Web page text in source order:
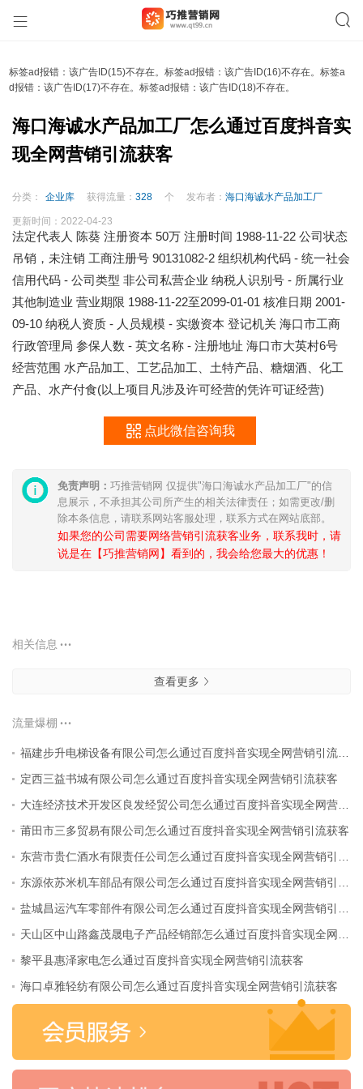
标签ad报错：该广告ID(15)不存在。标签ad报错：该广告ID(16)不存在。标签a
d报错：该广告ID(17)不存在。标签ad报错：该广告ID(18)不存在。
海口海诚水产品加工厂怎么通过百度抖音实
现全网营销引流获客
分类： 企业库 获得流量： 328 个 发布者： 海口海诚水产品加工厂
更新时间： 2022-04-23
法定代表人 陈葵 注册资本 50万 注册时间 1988-11-22 公司状态
吊销，未注销 工商注册号 90131082-2 组织机构代码 - 统一社会
信用代码 - 公司类型 非公司私营企业 纳税人识别号 - 所属行业
其他制造业 营业期限 1988-11-22至2099-01-01 核准日期 2001-
09-10 纳税人资质 - 人员规模 - 实缴资本 登记机关 海口市工商
行政管理局 参保人数 - 英文名称 - 注册地址 海口市大英村6号
经营范围 水产品加工、工艺品加工、土特产品、糖烟酒、化工
产品、水产付食(以上项目凡涉及许可经营的凭许可证经营)
点此微信咨询我
免责声明： 巧推营销网 仅提供"海口海诚水产品加工厂"的信
息展示，不承担其公司所产生的相关法律责任；如需更改/删
除本条信息，请联系网站客服处理，联系方式在网站底部。
如果您的公司需要网络营销引流获客业务，联系我时，请
说是在【巧推营销网】看到的，我会给您最大的优惠！
相关信息
查看更多
流量爆棚
福建步升电梯设备有限公司怎么通过百度抖音实现全网营销引流获客
定西三益书城有限公司怎么通过百度抖音实现全网营销引流获客
大连经济技术开发区良发经贸公司怎么通过百度抖音实现全网营销引流获客
莆田市三多贸易有限公司怎么通过百度抖音实现全网营销引流获客
东营市贵仁酒水有限责任公司怎么通过百度抖音实现全网营销引流获客
东源依苏米机车部品有限公司怎么通过百度抖音实现全网营销引流获客
盐城昌运汽车零部件有限公司怎么通过百度抖音实现全网营销引流获客
天山区中山路鑫茂晟电子产品经销部怎么通过百度抖音实现全网营销引流获客
黎平县惠泽家电怎么通过百度抖音实现全网营销引流获客
海口卓雅轻纺有限公司怎么通过百度抖音实现全网营销引流获客